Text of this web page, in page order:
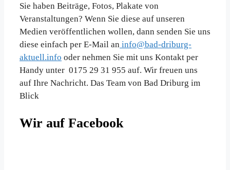
Sie haben Beiträge, Fotos, Plakate von
Veranstaltungen? Wenn Sie diese auf unseren
Medien veröffentlichen wollen, dann senden Sie uns
diese einfach per E-Mail an info@bad-driburg-
aktuell.info oder nehmen Sie mit uns Kontakt per
Handy unter 0175 29 31 955 auf. Wir freuen uns
auf Ihre Nachricht. Das Team von Bad Driburg im
Blick
Wir auf Facebook